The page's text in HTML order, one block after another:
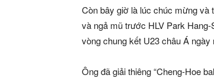
Còn bây giờ là lúc chúc mừng và
và ngả mũ trước HLV Park
vòng chung kết U23 châu Á ngày
Ông đã giải thiêng “Cheng-Hoe